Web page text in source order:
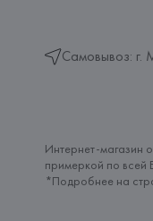
Самовывоз: г.
Интернет-магазин
примеркой по всей
*Подробнее на